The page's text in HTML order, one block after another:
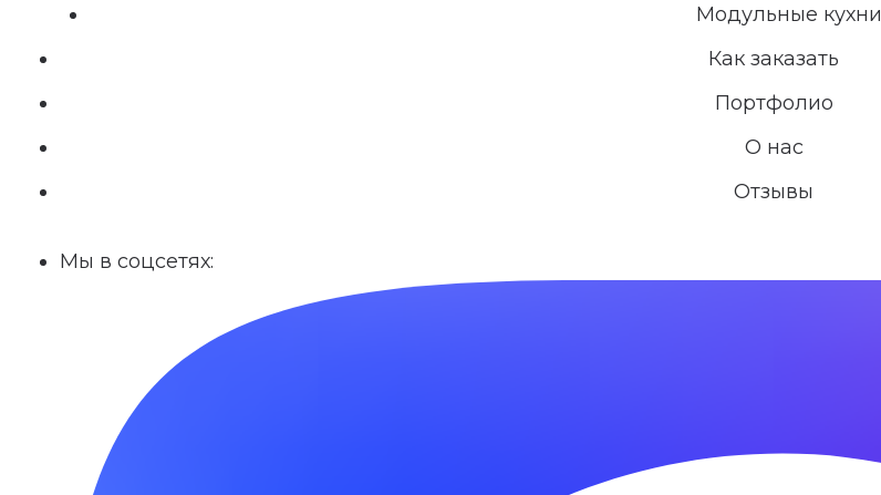
Модульные кухни
Как заказать
Портфолио
О нас
Отзывы
Мы в соцсетях: